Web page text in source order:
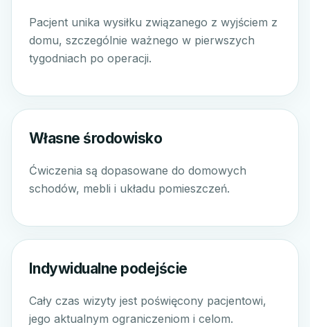
Pacjent unika wysiłku związanego z wyjściem z
domu, szczególnie ważnego w pierwszych
tygodniach po operacji.
Własne środowisko
Ćwiczenia są dopasowane do domowych
schodów, mebli i układu pomieszczeń.
Indywidualne podejście
Cały czas wizyty jest poświęcony pacjentowi,
jego aktualnym ograniczeniom i celom.